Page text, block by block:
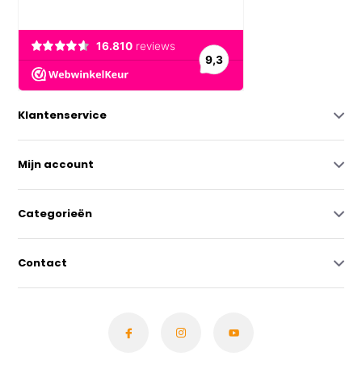
Klantenservice
Mijn account
Categorieën
Contact